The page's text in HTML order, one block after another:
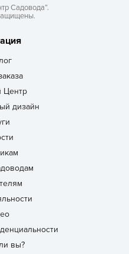
Садовода”.
Центр
дизайн
вы?